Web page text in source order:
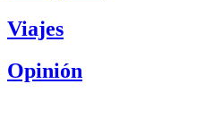
Viajes
Opinión